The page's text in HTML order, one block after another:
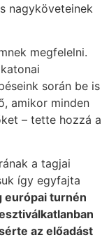
nagyköveteinek
megfelelni.
során be is
amikor minden
– tette hozzá a
a tagjai
így egyfajta
európai turnén
az előadást